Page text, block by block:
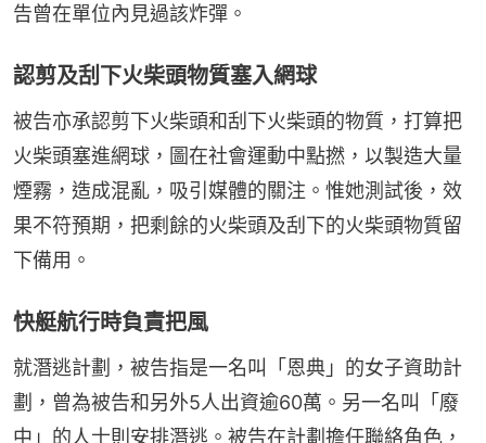
告曾在單位內見過該炸彈。
認剪及刮下火柴頭物質塞入網球
被告亦承認剪下火柴頭和刮下火柴頭的物質，打算把
火柴頭塞進網球，圖在社會運動中點撚，以製造大量
煙霧，造成混亂，吸引媒體的關注。惟她測試後，效
果不符預期，把剩餘的火柴頭及刮下的火柴頭物質留
下備用。
快艇航行時負責把風
就潛逃計劃，被告指是一名叫「恩典」的女子資助計
劃，曾為被告和另外5人出資逾60萬。另一名叫「廢
中」的人士則安排潛逃。被告在計劃擔任聯絡角色，